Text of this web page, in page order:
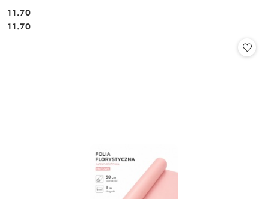
Cena:
11.70
Cena:
11.70